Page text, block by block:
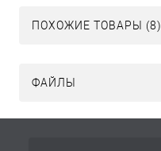
ПОХОЖИЕ ТОВАРЫ (8)
ФАЙЛЫ